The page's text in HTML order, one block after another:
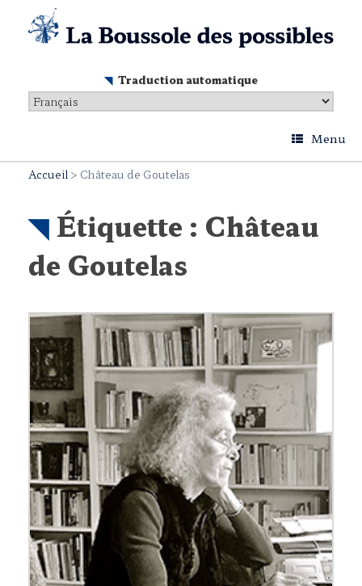
content
Traduction automatique
Menu
Accueil> Château de Goutelas
Étiquette : Château
de Goutelas